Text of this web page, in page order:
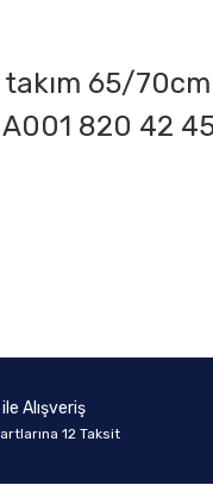
65/
820 42
Alışveriş
12 Taksit